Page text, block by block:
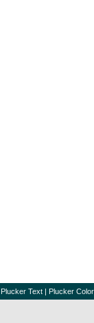
Plucker Text | Plucker Color